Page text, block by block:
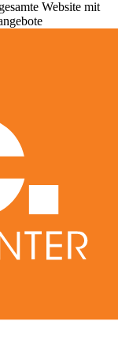
Website mit